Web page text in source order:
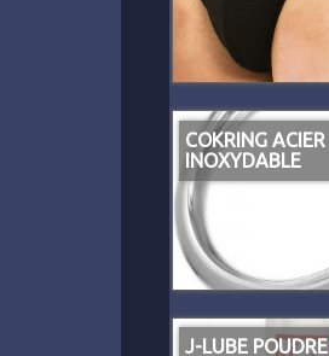
COKRING ACIER
INOXYDABLE
J-LUBE POUDRE